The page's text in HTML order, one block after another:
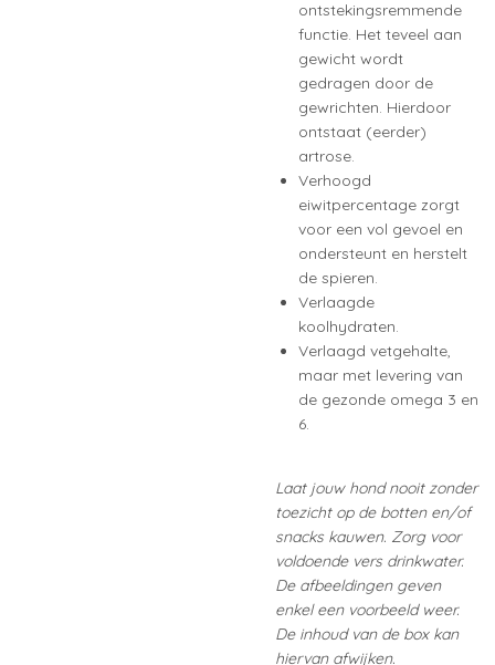
ontstekingsremmende
functie. Het teveel aan
gewicht wordt
gedragen door de
gewrichten. Hierdoor
ontstaat (eerder)
artrose.
Verhoogd
eiwitpercentage zorgt
voor een vol gevoel en
ondersteunt en herstelt
de spieren.
Verlaagde
koolhydraten.
Verlaagd vetgehalte,
maar met levering van
de gezonde omega 3 en
6.
Laat jouw hond nooit zonder
toezicht op de botten en/of
snacks kauwen. Zorg voor
voldoende vers drinkwater.
De afbeeldingen geven
enkel een voorbeeld weer.
De inhoud van de box kan
hiervan afwijken.